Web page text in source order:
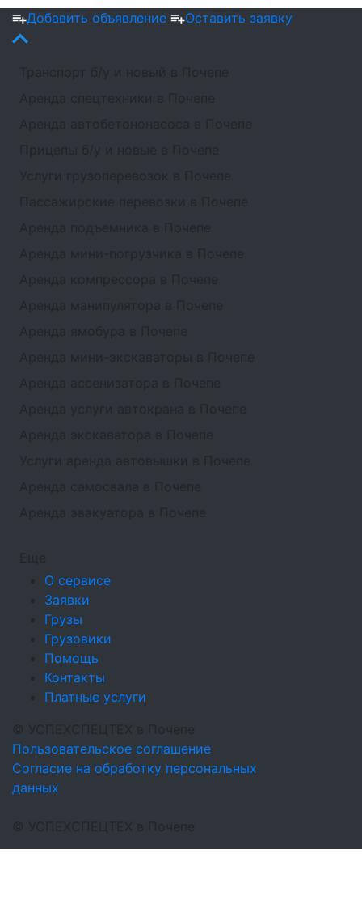
Добавить объявление Оставить заявку
О сервисе
Заявки
Грузы
Грузовики
Помощь
Контакты
Платные услуги
Пользовательское соглашение
Согласие на обработку персональных
данных